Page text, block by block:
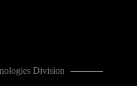
Division